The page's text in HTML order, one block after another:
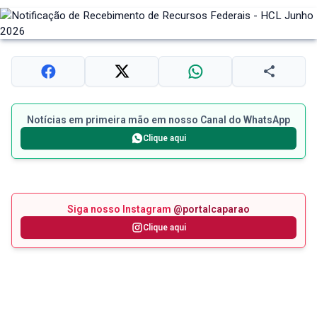
Notícias em primeira mão em nosso Canal do WhatsApp
Clique aqui
Siga nosso Instagram @portalcaparao
Clique aqui